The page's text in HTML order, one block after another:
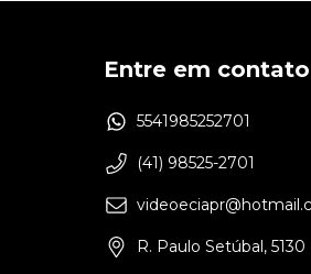
Entre em contato
5541985252701
(41) 98525-2701
R. Paulo Setúbal,